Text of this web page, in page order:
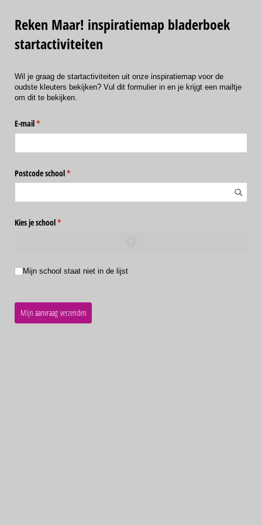
Reken Maar! inspiratiemap bladerboek
startactiviteiten
Wil je graag de startactiviteiten uit onze inspiratiemap voor de
oudste kleuters bekijken? Vul dit formulier in en je krijgt een mailtje
om dit te bekijken.
E-mail*
(is vereist)
Postcode school*
(is vereist)
Kies je school*
(is vereist)
Mijn school staat niet in de lijst
Mijn school staat niet in de lijst
Mijn aanvraag verzenden